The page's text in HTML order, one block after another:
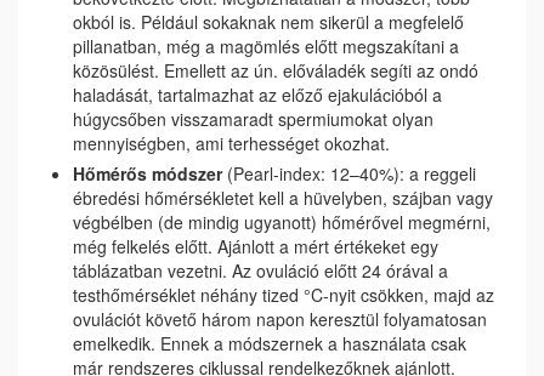
okból is. Például sokaknak nem sikerül a megfelelő
pillanatban, még a magömlés előtt megszakítani a
közösülést. Emellett az ún. előváladék segíti az ondó
haladását, tartalmazhat az előző ejakulációból a
húgycsőben visszamaradt spermiumokat olyan
mennyiségben, ami terhességet okozhat.
Hőmérős módszer(Pearl-index: 12–40%): a reggeli
ébredési hőmérsékletet kell a hüvelyben, szájban vagy
végbélben (de mindig ugyanott) hőmérővel megmérni,
még felkelés előtt. Ajánlott a mért értékeket egy
táblázatban vezetni. Az ovuláció előtt 24 órával a
testhőmérséklet néhány tized °C-nyit csökken, majd az
ovulációt követő három napon keresztül folyamatosan
emelkedik. Ennek a módszernek a használata csak
már rendszeres ciklussal rendelkezőknek ajánlott.